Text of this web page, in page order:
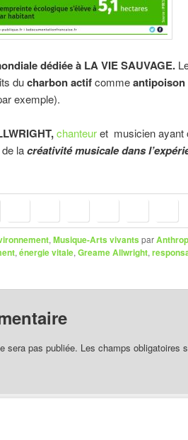
dédiée à LA VIE SAUVAGE.
ducharbon actifcomme
exemple).
chanteuret musicien ayant
lacréativité musicale dans
, Musique-Arts vivants par
, énergie vitale, Greame Allwright,
sera pas publiée. Les champs obligatoires